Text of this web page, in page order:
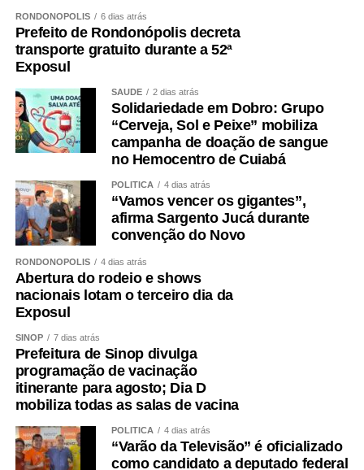
RONDONÓPOLIS 6 dias atrás
Prefeito de Rondonópolis decreta
transporte gratuito durante a 52ª
Exposul
SAÚDE 2 dias atrás
Solidariedade em Dobro: Grupo
“Cerveja, Sol e Peixe” mobiliza
campanha de doação de sangue
no Hemocentro de Cuiabá
POLÍTICA 4 dias atrás
“Vamos vencer os gigantes”,
afirma Sargento Jucá durante
convenção do Novo
RONDONÓPOLIS 4 dias atrás
Abertura do rodeio e shows
nacionais lotam o terceiro dia da
Exposul
SINOP 7 dias atrás
Prefeitura de Sinop divulga
programação de vacinação
itinerante para agosto; Dia D
mobiliza todas as salas de vacina
POLÍTICA 4 dias atrás
“Varão da Televisão” é oficializado
como candidato a deputado federal